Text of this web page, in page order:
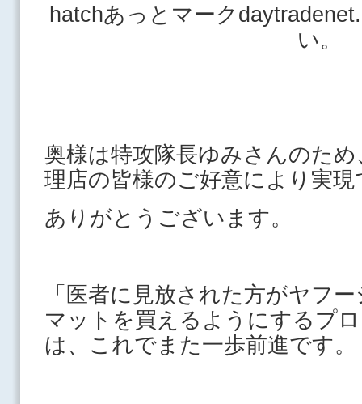
hatchあっとマーク
い。
奥様は特攻隊長ゆみさんのた
理店の皆様のご好意により実
ありがとうございます。
「医者に見放された方がヤフ
マットを買えるようにするプ
は、これでまた一歩前進です。